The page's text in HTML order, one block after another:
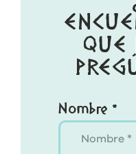
QUE
Nombre *